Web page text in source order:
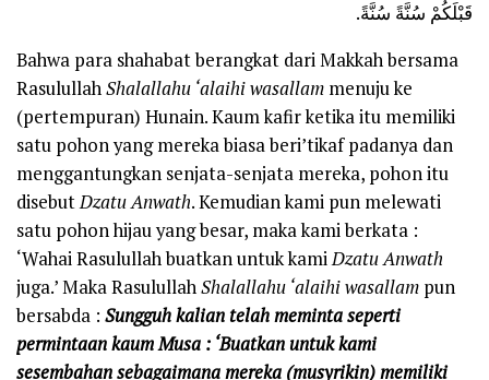
قَبْلَكُمْ سُنَّةً سُنَّةً.
Bahwa para shahabat berangkat dari Makkah bersama
RasulullahShalallahu ‘alaihi wasallam menuju ke
(pertempuran) Hunain. Kaum kafir ketika itu memiliki
satu pohon yang mereka biasa beri’tikaf padanya dan
menggantungkan senjata-senjata mereka, pohon itu
disebutDzatu Anwath. Kemudian kami pun melewati
satu pohon hijau yang besar, maka kami berkata :
‘Wahai Rasulullah buatkan untuk kamiDzatu Anwath
juga.’ Maka RasulullahShalallahu ‘alaihi wasallam pun
bersabda : Sungguh kalian telah meminta seperti
permintaan kaum Musa : ‘Buatkan untuk kami
sesembahan sebagaimana mereka (musyrikin) memiliki